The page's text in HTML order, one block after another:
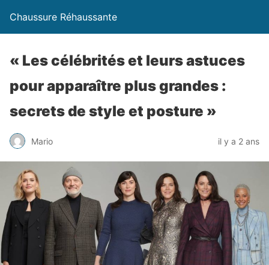
Chaussure Réhaussante
« Les célébrités et leurs astuces
pour apparaître plus grandes :
secrets de style et posture »
Mario il y a 2 ans